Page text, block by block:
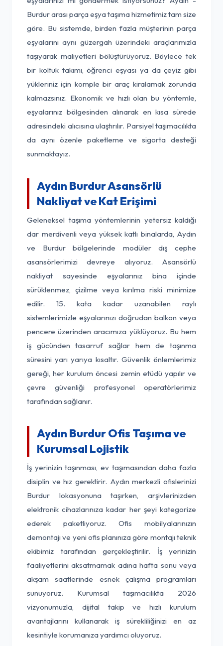
Burdur arası parça eşya taşıma hizmetimiz tam size
göre. Bu sistemde, birden fazla müşterinin parça
eşyalarını aynı güzergah üzerindeki araçlarımızla
taşıyarak maliyetleri bölüştürüyoruz. Böylece tek
bir koltuk takımı, öğrenci eşyası ya da çeyiz gibi
yükleriniz için komple bir araç kiralamak zorunda
kalmazsınız. Ekonomik ve hızlı olan bu yöntemle,
eşyalarınız bölgesinden alınarak en kısa sürede
adresindeki alıcısına ulaştırılır. Parsiyel taşımacılıkta
da aynı özenle paketleme ve sigorta desteği
sunmaktayız.
Aydın Burdur Asansörlü
Nakliyat ve Kat Erişimi
Geleneksel taşıma yöntemlerinin yetersiz kaldığı
dar merdivenli veya yüksek katlı binalarda, Aydın
ve Burdur bölgelerinde modüler dış cephe
asansörlerimizi devreye alıyoruz. Asansörlü
nakliyat sayesinde eşyalarınız bina içinde
sürüklenmez, çizilme veya kırılma riski minimize
edilir. 15. kata kadar uzanabilen raylı
sistemlerimizle eşyalarınızı doğrudan balkon veya
pencere üzerinden aracımıza yüklüyoruz. Bu hem
iş gücünden tasarruf sağlar hem de taşınma
süresini yarı yarıya kısaltır. Güvenlik önlemlerimiz
gereği, her kurulum öncesi zemin etüdü yapılır ve
çevre güvenliği profesyonel operatörlerimiz
tarafından sağlanır.
Aydın Burdur Ofis Taşıma ve
Kurumsal Lojistik
İş yerinizin taşınması, ev taşımasından daha fazla
disiplin ve hız gerektirir. Aydın merkezli ofislerinizi
Burdur lokasyonuna taşırken, arşivlerinizden
elektronik cihazlarınıza kadar her şeyi kategorize
ederek paketliyoruz. Ofis mobilyalarınızın
demontajı ve yeni ofis planınıza göre montajı teknik
ekibimiz tarafından gerçekleştirilir. İş yerinizin
faaliyetlerini aksatmamak adına hafta sonu veya
akşam saatlerinde esnek çalışma programları
sunuyoruz. Kurumsal taşımacılıkta 2026
vizyonumuzla, dijital takip ve hızlı kurulum
avantajlarını kullanarak iş sürekliliğinizi en az
kesintiyle korumanıza yardımcı oluyoruz.